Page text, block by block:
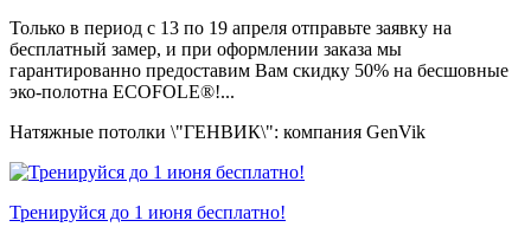
Только в период c 13 по 19 апреля отправьте заявку на
бесплатный замер, и при оформлении заказа мы
гарантированно предоставим Вам скидку 50% на бесшовные
эко-полотна ECOFOLE®!...
Натяжные потолки \"ГЕНВИК\": компания GenVik
Тренируйся до 1 июня бесплатно!